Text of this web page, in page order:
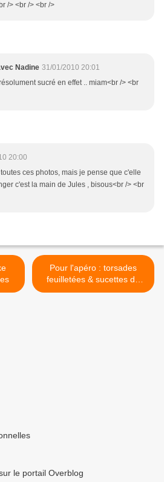
/> <br /> <br />
Nadine 31/01/2010 20:01
sucré en effet .. miam<br /> <br
20:00
ces photos, mais je pense que c'elle
c'est la main de Jules , bisous<br /> <br
Pour l'apéro : torsades
feuilletées & sucettes de
tomates aux graines >
le portail Overblog